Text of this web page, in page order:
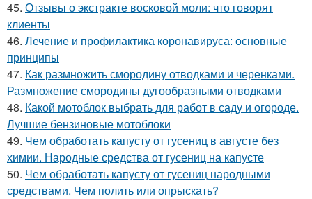
45. Отзывы о экстракте восковой моли: что говорят
клиенты
46. Лечение и профилактика коронавируса: основные
принципы
47. Как размножить смородину отводками и черенками.
Размножение смородины дугообразными отводками
48. Какой мотоблок выбрать для работ в саду и огороде.
Лучшие бензиновые мотоблоки
49. Чем обработать капусту от гусениц в августе без
химии. Народные средства от гусениц на капусте
50. Чем обработать капусту от гусениц народными
средствами. Чем полить или опрыскать?